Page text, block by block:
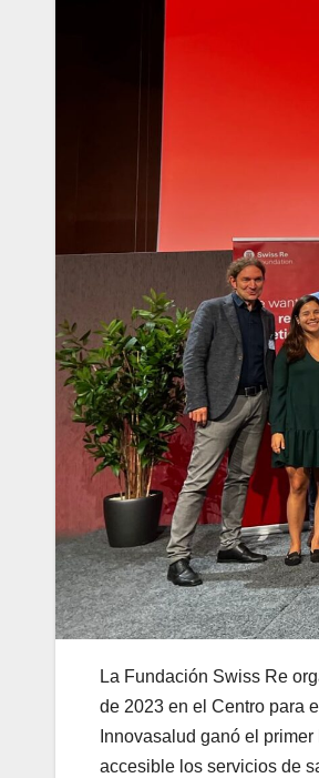
La Fundación Swiss Re
de 2023 en el Centro para
Innovasalud ganó el
accesible los servicios de